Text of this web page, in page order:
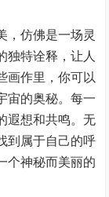
，仿佛是一场灵
独特诠释，让人
画作里，你可以
宙的奥秘。每一
遐想和共鸣。无
到属于自己的呼
个神秘而美丽的